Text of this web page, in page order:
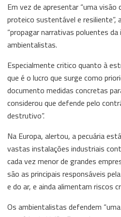
Em vez de apresentar “uma
proteico sustentável e resiliente”,
“propagar narrativas poluentes da
ambientalistas.
Especialmente critico quanto à
que é o lucro que surge como
documento medidas concretas
considerou que defende pelo
destrutivo”.
Na Europa, alertou, a pecuária
vastas instalações industriais
cada vez menor de grandes
são as principais responsáveis
e do ar, e ainda alimentam riscos
Os ambientalistas defendem